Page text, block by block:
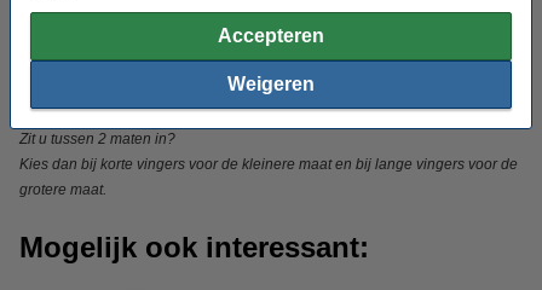
Accepteren
Weigeren
XL
24-25 cm
XXL 10/11
Zit u tussen 2 maten in?
Kies dan bij korte vingers voor de kleinere maat en bij lange vingers voor de
grotere maat.
Mogelijk ook interessant: